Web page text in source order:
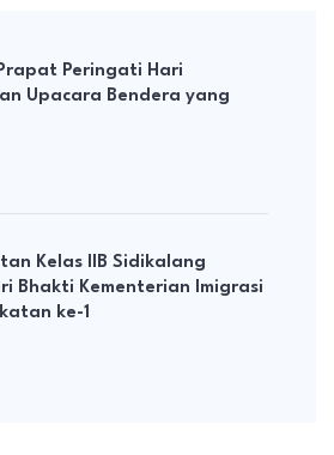
Peringati Hari
Upacara Bendera yang
Kelas IIB Sidikalang
Bhakti Kementerian Imigrasi
ke-1